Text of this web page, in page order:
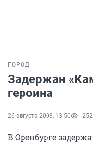
ГОРОД
Задержан
героина
26 августа 2003, 13:50 252
В Оренбурге